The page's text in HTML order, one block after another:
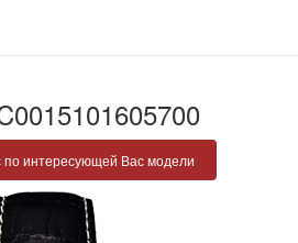
по интересующей Вас модели